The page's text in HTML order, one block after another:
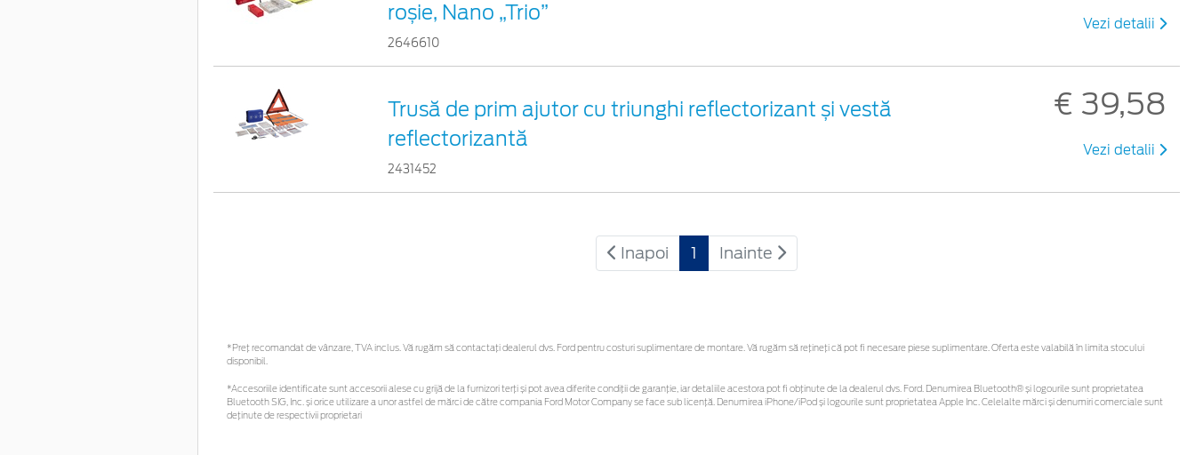
roșie, Nano „Trio”
2646610
Vezi detalii
Trusă de prim ajutor cu triunghi reflectorizant și vestă
reflectorizantă
2431452
€ 39,58
Vezi detalii
Inapoi 1 Inainte
*Preţ recomandat de vânzare, TVA inclus. Vă rugăm să contactaţi dealerul dvs. Ford pentru costuri suplimentare de montare. Vă rugăm să rețineți că pot fi necesare piese suplimentare. Oferta este valabilă în limita stocului
disponibil.
*Accesoriile identificate sunt accesorii alese cu grijă de la furnizori terți și pot avea diferite condiții de garanție, iar detaliile acestora pot fi obținute de la dealerul dvs. Ford. Denumirea Bluetooth® și logourile sunt proprietatea
Bluetooth SIG, Inc. și orice utilizare a unor astfel de mărci de către compania Ford Motor Company se face sub licență. Denumirea iPhone/iPod și logourile sunt proprietatea Apple Inc. Celelalte mărci și denumiri comerciale sunt
deținute de respectivii proprietari